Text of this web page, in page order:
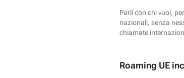
Parli con chi vuoi,
nazionali, senza
chiamate
Roaming UE